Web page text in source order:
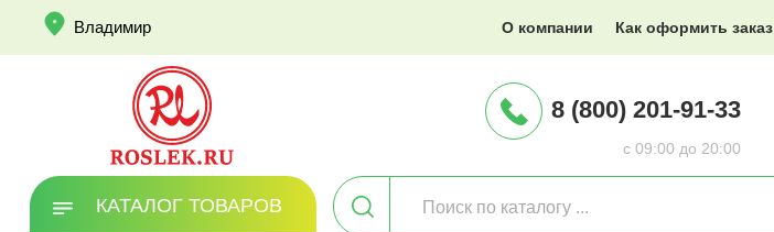
info@XXX.ru
О компании Как оформить заказ
с 09:00 до 20:00
8 (800) 201-91-33
Владимир
КАТАЛОГ ТОВАРОВ